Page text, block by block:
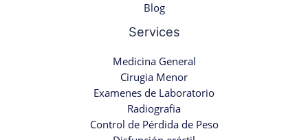
Blog
Services
Medicina General
Cirugia Menor
Examenes de Laboratorio
Radiografia
Control de Pérdida de Peso